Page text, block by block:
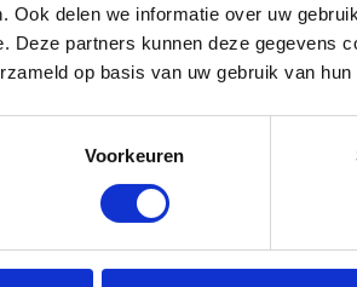
Ook delen we informatie over uw
Deze partners kunnen deze gegevens
op basis van uw gebruik van
Voorkeuren
geven